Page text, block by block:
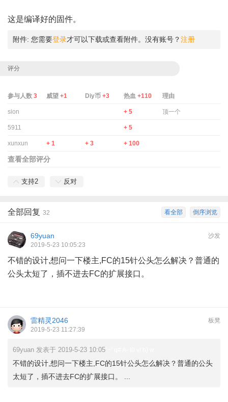
这是编译好的固件。
附件: 您需要登录才可以下载或查看附件。没有账号？注册
评分
参与人数 3 威望 +1 Diy币 +3 热血 +110 理由
sion + 5 顶一个
5911 + 5
xunxun + 1 + 3 + 100
查看全部评分
支持2 反对
倒序浏览
看全部
全部回复 32
沙发
69yuan
2019-5-23 10:05:23
不错的设计,想问一下楼主,FC的15针公头怎么解决？普通的
公头太短了，插不进去FC的扩展接口。
板凳
雷精灵2046
2019-5-23 11:27:39
69yuan 发表于 2019-5-23 10:05
不错的设计,想问一下楼主,FC的15针公头怎么解决？普通的公头
太短了，插不进去FC的扩展接口。 ...